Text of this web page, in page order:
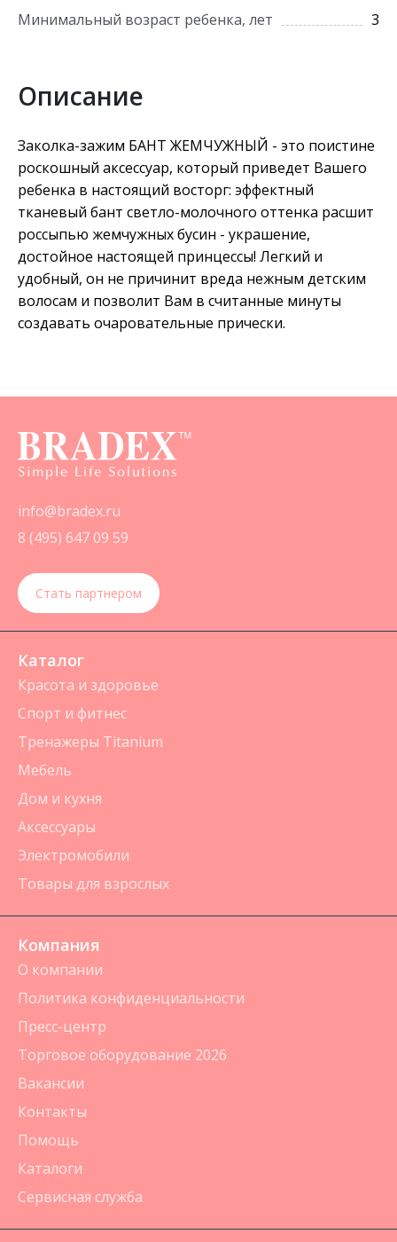
Минимальный возраст ребенка, лет
3
Описание
Заколка-зажим БАНТ ЖЕМЧУЖНЫЙ - это поистине
роскошный аксессуар, который приведет Вашего
ребенка в настоящий восторг: эффектный
тканевый бант светло-молочного оттенка расшит
россыпью жемчужных бусин - украшение,
достойное настоящей принцессы! Легкий и
удобный, он не причинит вреда нежным детским
волосам и позволит Вам в считанные минуты
создавать очаровательные прически.
info@bradex.ru
8 (495) 647 09 59
Стать партнером
Каталог
Красота и здоровье
Спорт и фитнес
Тренажеры Titanium
Мебель
Дом и кухня
Аксессуары
Электромобили
Товары для взрослых
Компания
О компании
Политика конфиденциальности
Пресс-центр
Торговое оборудование 2026
Вакансии
Контакты
Помощь
Каталоги
Сервисная служба